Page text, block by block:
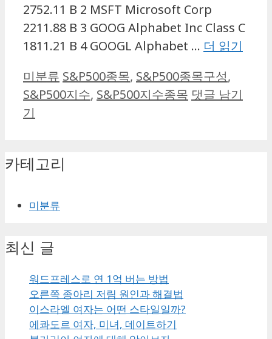
2752.11 B 2 MSFT Microsoft Corp
2211.88 B 3 GOOG Alphabet Inc Class C
1811.21 B 4 GOOGL Alphabet … 더 읽기
카
테
고
미분류 태
그
S&P500종목, S&P500종목구성,
S&P500지수, S&P500지수종목 댓글 남기
기
카테고리
미분류
최신 글
워드프레스로 연 1억 버는 방법
오른쪽 종아리 저림 원인과 해결법
이스라엘 여자는 어떤 스타일일까?
에콰도르 여자, 미녀, 데이트하기